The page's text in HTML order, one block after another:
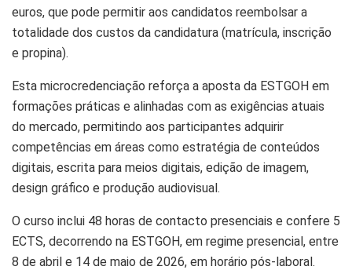
euros, que pode permitir aos candidatos reembolsar a
totalidade dos custos da candidatura (matrícula, inscrição
e propina).
Esta microcredenciação reforça a aposta da ESTGOH em
formações práticas e alinhadas com as exigências atuais
do mercado, permitindo aos participantes adquirir
competências em áreas como estratégia de conteúdos
digitais, escrita para meios digitais, edição de imagem,
design gráfico e produção audiovisual.
O curso inclui 48 horas de contacto presenciais e confere 5
ECTS, decorrendo na ESTGOH, em regime presencial, entre
8 de abril e 14 de maio de 2026, em horário pós-laboral.